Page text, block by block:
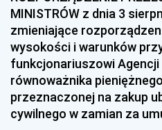
1954 1953
1951 1950
1948 1947
1945 1944
1938 1937
MINISTRÓW z dnia 3
zmieniające
wysokości i warunków
funkcjonariuszowi Agencji
równoważnika
przeznaczonej na zakup
cywilnego w zamian za